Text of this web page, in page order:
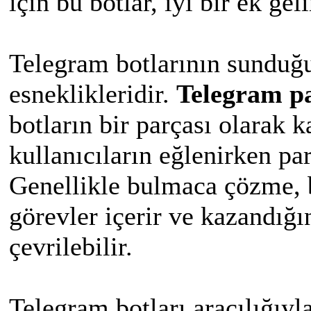
Telegram botlarının
esneklikleridir. Telegram
botların bir parçası olarak
kullanıcıların eğlenirken
Genellikle bulmaca çözme,
görevler içerir ve
çevrilebilir.